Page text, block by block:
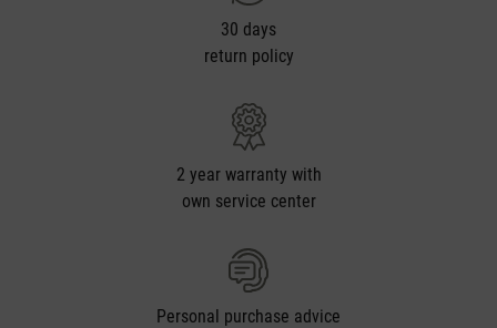
30 days
return policy
2 year warranty with
own service center
Personal purchase advice